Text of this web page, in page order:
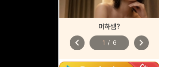
머하셈?
chevron_left 1 / 6 chevron_right